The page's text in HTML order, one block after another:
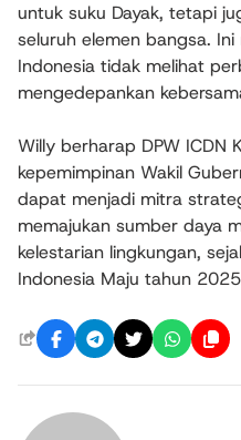
untuk suku Dayak, tetapi
seluruh elemen bangsa.
Indonesia tidak melihat
mengedepankan
Willy berharap DPW ICDN
kepemimpinan Wakil
dapat menjadi mitra
memajukan sumber daya
kelestarian lingkungan,
Indonesia Maju tahun